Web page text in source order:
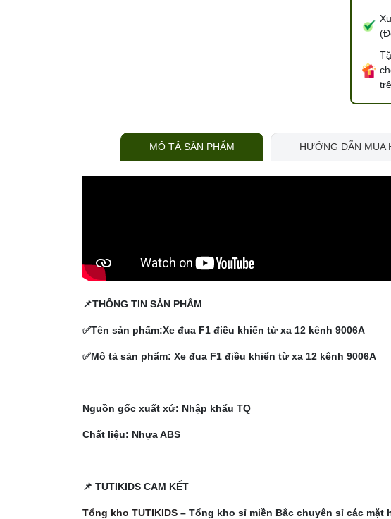
MÔ TẢ SẢN PHẨM HƯỚNG DẪN MUA
📌THÔNG TIN SẢN PHẨM
✅Tên sản phẩm:Xe đua F1 điều khiển từ xa 12 kênh 9006A
✅Mô tả sản phẩm: Xe đua F1 điều khiển từ xa 12 kênh 9006A
Nguồn gốc xuất xứ: Nhập khẩu TQ
Chất liệu: Nhựa ABS
📌 TUTIKIDS CAM KẾT
Tổng kho TUTIKIDS – Tổng kho sỉ miền Bắc chuyên sỉ các